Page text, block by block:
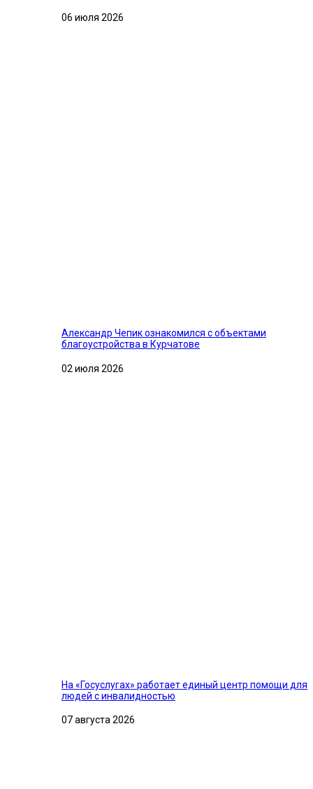
06 июля 2026
Александр Чепик ознакомился с объектами
благоустройства в Курчатове
02 июля 2026
На «Госуслугах» работает единый центр помощи для
людей с инвалидностью
07 августа 2026